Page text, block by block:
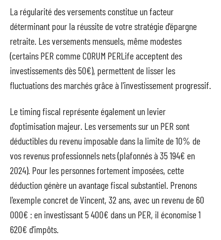
La régularité des versements constitue un facteur
déterminant pour la réussite de votre stratégie d'épargne
retraite. Les versements mensuels, même modestes
(certains PER comme CORUM PERLife acceptent des
investissements dès 50€), permettent de lisser les
fluctuations des marchés grâce à l'investissement progressif.
Le timing fiscal représente également un levier
d'optimisation majeur. Les versements sur un PER sont
déductibles du revenu imposable dans la limite de 10% de
vos revenus professionnels nets (plafonnés à 35 194€ en
2024). Pour les personnes fortement imposées, cette
déduction génère un avantage fiscal substantiel. Prenons
l'exemple concret de Vincent, 32 ans, avec un revenu de 60
000€ : en investissant 5 400€ dans un PER, il économise 1
620€ d'impôts.